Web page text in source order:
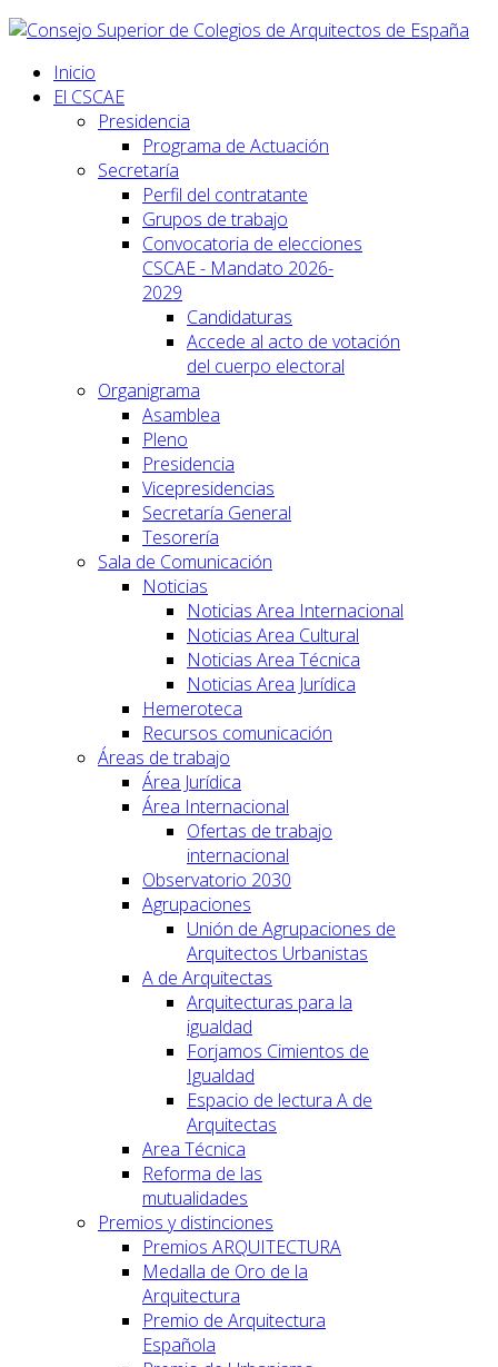
Inicio
El CSCAE
Presidencia
Programa de Actuación
Secretaría
Perfil del contratante
Grupos de trabajo
Convocatoria de elecciones
CSCAE - Mandato 2026-
2029
Candidaturas
Accede al acto de votación
del cuerpo electoral
Organigrama
Asamblea
Pleno
Presidencia
Vicepresidencias
Secretaría General
Tesorería
Sala de Comunicación
Noticias
Noticias Area Internacional
Noticias Area Cultural
Noticias Area Técnica
Noticias Area Jurídica
Hemeroteca
Recursos comunicación
Áreas de trabajo
Área Jurídica
Área Internacional
Ofertas de trabajo
internacional
Observatorio 2030
Agrupaciones
Unión de Agrupaciones de
Arquitectos Urbanistas
A de Arquitectas
Arquitecturas para la
igualdad
Forjamos Cimientos de
Igualdad
Espacio de lectura A de
Arquitectas
Area Técnica
Reforma de las
mutualidades
Premios y distinciones
Premios ARQUITECTURA
Medalla de Oro de la
Arquitectura
Premio de Arquitectura
Española